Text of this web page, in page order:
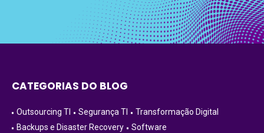
CATEGORIAS DO BLOG
Outsourcing TI Segurança TI
Transformação Digital
Backups e Disaster Recovery
Software